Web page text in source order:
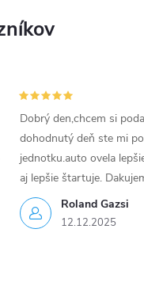
Roland Gazsi
12.12.2025
Dobrý den,chcem si
dohodnutý deň ste mi
jednotku.auto ovela
aj lepšie štartuje.